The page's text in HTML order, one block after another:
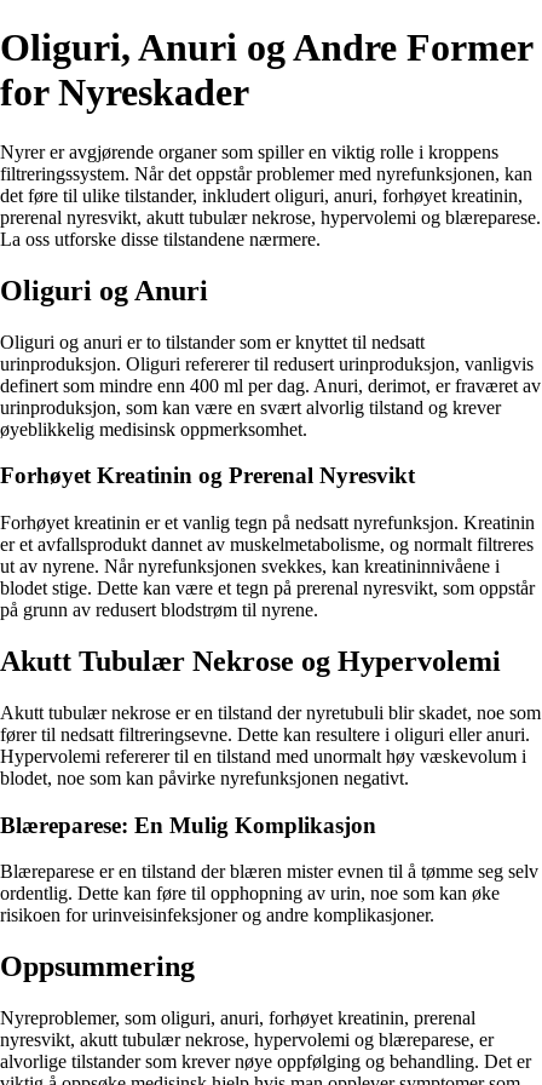
Oliguri, Anuri og Andre Former
for Nyreskader
Nyrer er avgjørende organer som spiller en viktig rolle i kroppens
filtreringssystem. Når det oppstår problemer med nyrefunksjonen, kan
det føre til ulike tilstander, inkludert oliguri, anuri, forhøyet kreatinin,
prerenal nyresvikt, akutt tubulær nekrose, hypervolemi og blæreparese.
La oss utforske disse tilstandene nærmere.
Oliguri og Anuri
Oliguri og anuri er to tilstander som er knyttet til nedsatt
urinproduksjon. Oliguri refererer til redusert urinproduksjon, vanligvis
definert som mindre enn 400 ml per dag. Anuri, derimot, er fraværet av
urinproduksjon, som kan være en svært alvorlig tilstand og krever
øyeblikkelig medisinsk oppmerksomhet.
Forhøyet Kreatinin og Prerenal Nyresvikt
Forhøyet kreatinin er et vanlig tegn på nedsatt nyrefunksjon. Kreatinin
er et avfallsprodukt dannet av muskelmetabolisme, og normalt filtreres
ut av nyrene. Når nyrefunksjonen svekkes, kan kreatininnivåene i
blodet stige. Dette kan være et tegn på prerenal nyresvikt, som oppstår
på grunn av redusert blodstrøm til nyrene.
Akutt Tubulær Nekrose og Hypervolemi
Akutt tubulær nekrose er en tilstand der nyretubuli blir skadet, noe som
fører til nedsatt filtreringsevne. Dette kan resultere i oliguri eller anuri.
Hypervolemi refererer til en tilstand med unormalt høy væskevolum i
blodet, noe som kan påvirke nyrefunksjonen negativt.
Blæreparese: En Mulig Komplikasjon
Blæreparese er en tilstand der blæren mister evnen til å tømme seg selv
ordentlig. Dette kan føre til opphopning av urin, noe som kan øke
risikoen for urinveisinfeksjoner og andre komplikasjoner.
Oppsummering
Nyreproblemer, som oliguri, anuri, forhøyet kreatinin, prerenal
nyresvikt, akutt tubulær nekrose, hypervolemi og blæreparese, er
alvorlige tilstander som krever nøye oppfølging og behandling. Det er